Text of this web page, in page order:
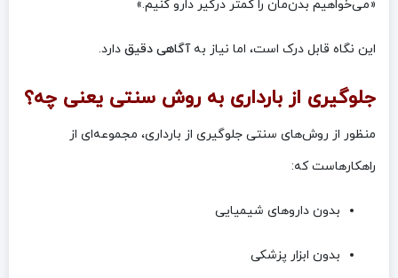
«می‌خواهیم بدن‌مان را کمتر درگیر دارو کنیم.»
این نگاه قابل درک است، اما نیاز بهآگاهی دقیق دارد.
جلوگیری از بارداری به روش سنتی یعنی چه؟
منظور از روش‌های سنتی جلوگیری از بارداری، مجموعه‌ای از
راهکارهاست که:
بدون داروهای شیمیایی
بدون ابزار پزشکی